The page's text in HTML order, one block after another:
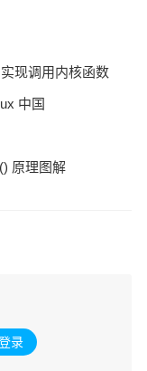
现调用内核函数
中国
原理图解
录 。